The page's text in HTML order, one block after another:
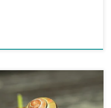
jeux-en-famille.com m’a
d’articles (dont